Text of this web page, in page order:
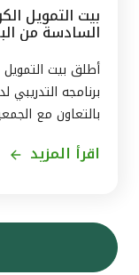
بيت التمويل
السادسة من
مع الجمعيّة
أطلق بيت
برنامجه
بالتعاون مع
الموارد البشريّة
بالتكليف ، أحمد
اقرأ المزيد